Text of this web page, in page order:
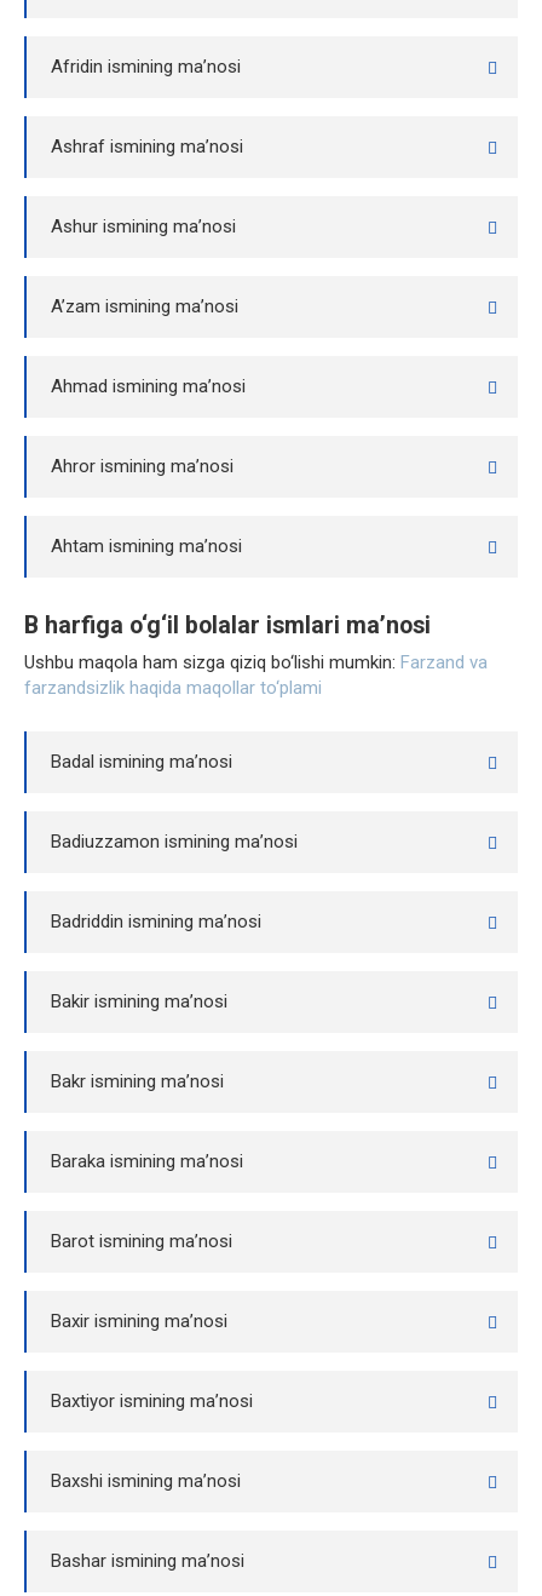
Afridin ismining ma’nosi
Ashraf ismining ma’nosi
Ashur ismining ma’nosi
A’zam ismining ma’nosi
Ahmad ismining ma’nosi
Ahror ismining ma’nosi
Ahtam ismining ma’nosi
B harfiga o‘g‘il bolalar ismlari ma’nosi
Ushbu maqola ham sizga qiziq bo‘lishi mumkin: Farzand va
farzandsizlik haqida maqollar to‘plami
Badal ismining ma’nosi
Badiuzzamon ismining ma’nosi
Badriddin ismining ma’nosi
Bakir ismining ma’nosi
Bakr ismining ma’nosi
Baraka ismining ma’nosi
Barot ismining ma’nosi
Baxir ismining ma’nosi
Baxtiyor ismining ma’nosi
Baxshi ismining ma’nosi
Bashar ismining ma’nosi